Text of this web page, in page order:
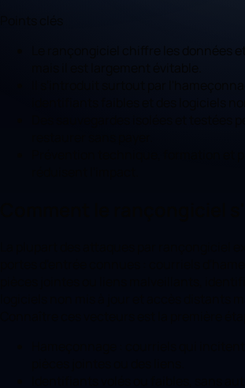
Le rançongiciel chiffre les données